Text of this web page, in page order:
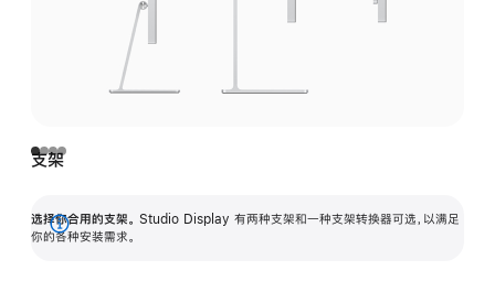
支架
选择你合用的支架。 Studio Display 有两种支架和一种支架转换器可选，以满足
你的各种安装需求。
展